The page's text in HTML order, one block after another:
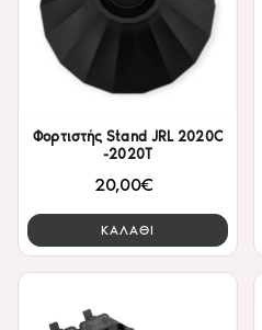
Φορτιστής Stand JRL 2020C
-2020T
20,00€
ΚΑΛΑΘΙ